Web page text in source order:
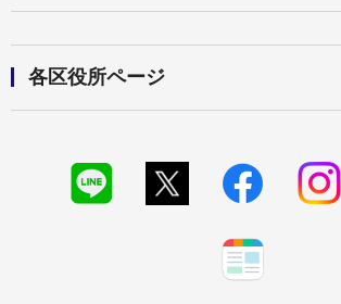
各区役所ページ